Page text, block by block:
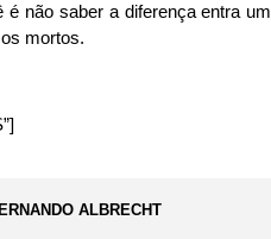
não saber a diferença entra
mortos.
ALBRECHT